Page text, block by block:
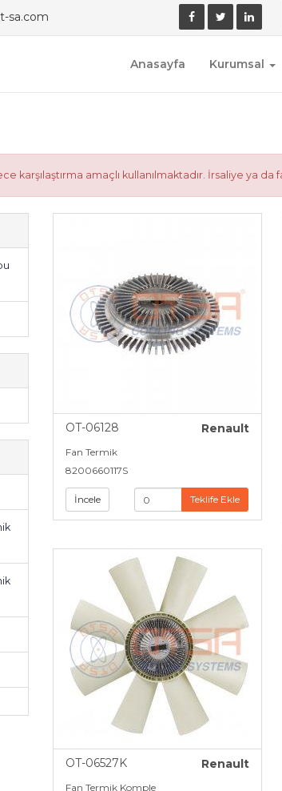
sa.com
Anasayfa Kurumsal
karşılaştırma amaçlı kullanılmaktadır. İrsaliye ya
OT-06128 Renault
Fan Termik
­8200660117S
İncele Teklife Ekle
OT-06527K Renault
Fan Termik Komple